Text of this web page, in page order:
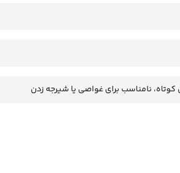
نامناسب برای غواصی یا شیرجه زدن